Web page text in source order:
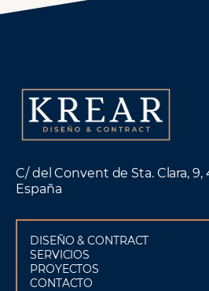
C/ del Convent de Sta. Clara, 9,
España
DISEÑO & CONTRACT
SERVICIOS
PROYECTOS
CONTACTO